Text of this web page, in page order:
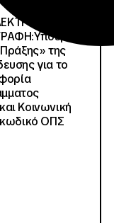
της
για το
Κοινωνική
ΟΠΣ